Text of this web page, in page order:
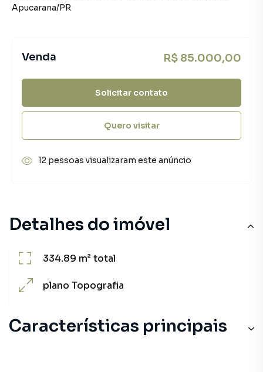
Detalhes do imóvel
334.89 m²total
plano Topografia
Características principais
Apucarana/PR
Venda R$ 85.000,00
Solicitar contato
Quero visitar
12 pessoas visualizaram este anúncio